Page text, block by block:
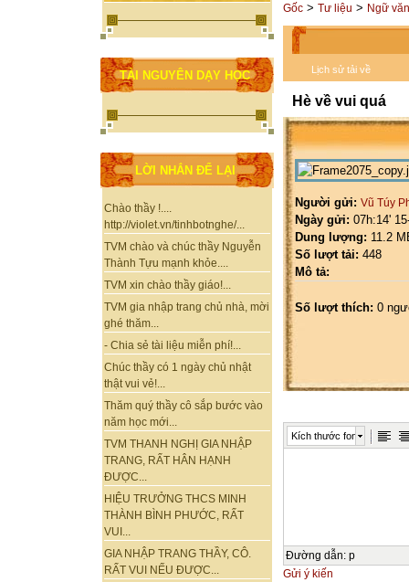
TÀI NGUYÊN DẠY HỌC
LỜI NHẮN ĐỂ LẠI
Chào thầy !....
http://violet.vn/tinhbotnghe/...
TVM chào và chúc thầy Nguyễn
Thành Tựu mạnh khỏe....
TVM xin chào thầy giáo!...
TVM gia nhập trang chủ nhà, mời
ghé thăm...
- Chia sẻ tài liệu miễn phí!...
Chúc thầy có 1 ngày chủ nhật
thật vui vẻ!...
Thăm quý thầy cô sắp bước vào
năm học mới...
TVM THANH NGHỊ GIA NHẬP
TRANG, RẤT HÂN HẠNH
ĐƯỢC...
HIỆU TRƯỞNG THCS MINH
THÀNH BÌNH PHƯỚC, RẤT
VUI...
GIA NHẬP TRANG THẦY, CÔ.
RẤT VUI NẾU ĐƯỢC...
Gốc > Tư liệu > Ngữ văn
Lịch sử tải về
Hè về vui quá
Người gửi: Vũ Túy
Ngày gửi: 07h:14'
Dung lượng: 11.2
Số lượt tải: 448
Mô tả:
Số lượt thích: 0
Kích thước font
Đường dẫn: p
Gửi ý kiến